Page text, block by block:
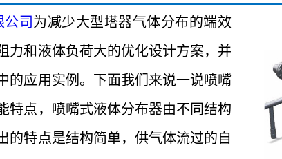
司 为减少大型塔器气体分布的端效
力和液体负荷大的优化设计方案，并
的应用实例。下面我们来说一说喷嘴
特点，喷嘴式液体分布器由不同结构
的特点是结构简单，供气体流过的自